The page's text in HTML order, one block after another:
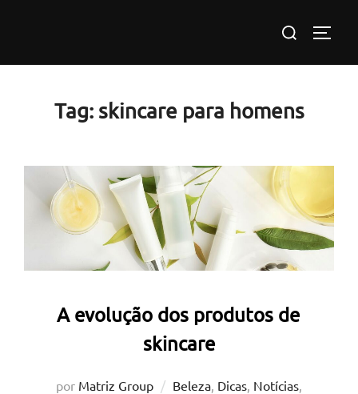
Pesquisar
Tag: skincare para homens
A evolução dos produtos de
skincare
por Matriz Group Beleza Dicas Notícias